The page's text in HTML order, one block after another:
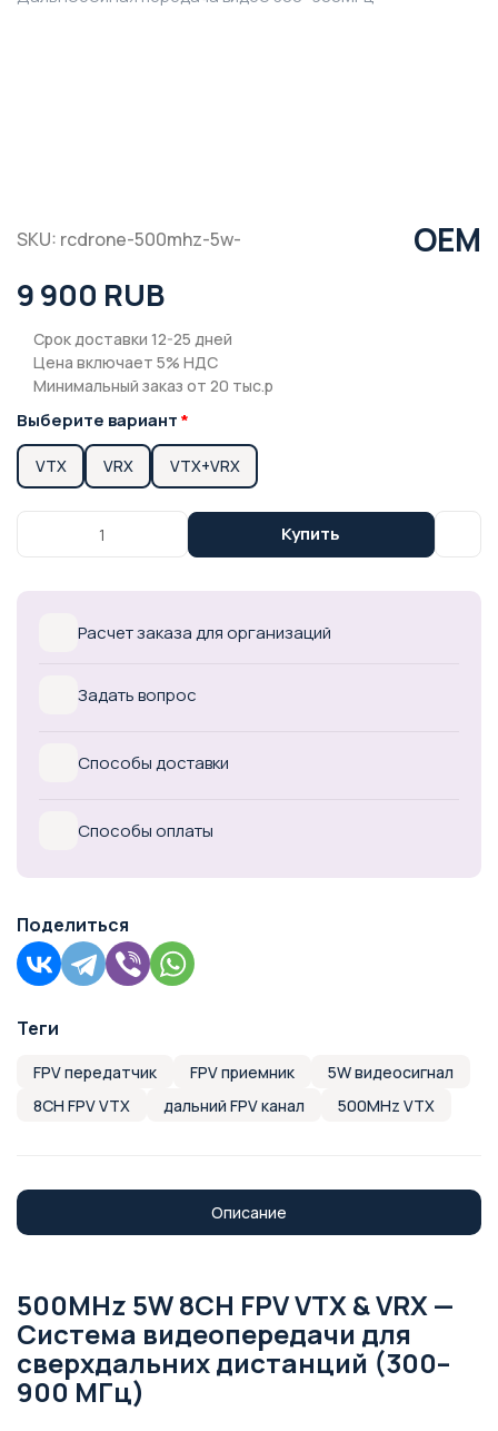
SKU: rcdrone-500mhz-5w- OEM
9 900 RUB
Срок доставки 12-25 дней
Цена включает 5% НДС
Минимальный заказ от 20 тыс.р
Выберите вариант
VTX VRX VTX+VRX
Купить
Расчет заказа для организаций
Задать вопрос
Способы доставки
Способы оплаты
Поделиться
Теги
FPV передатчик FPV приемник
5W видеосигнал
8CH FPV VTX
дальний FPV канал 500MHz VTX
Описание
500MHz 5W 8CH FPV VTX & VRX —
Система видеопередачи для
сверхдальних дистанций (300–
900 МГц)